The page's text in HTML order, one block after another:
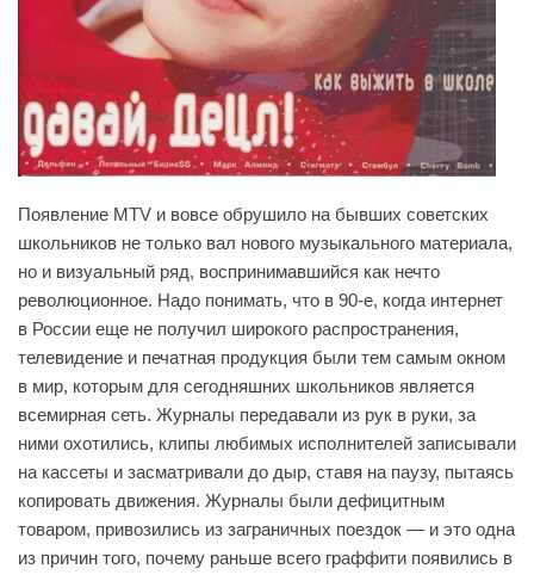
Появление MTV и вовсе обрушило на бывших советских
школьников не только вал нового музыкального материала,
но и визуальный ряд, воспринимавшийся как нечто
революционное. Надо понимать, что в 90-е, когда интернет
в России еще не получил широкого распространения,
телевидение и печатная продукция были тем самым окном
в мир, которым для сегодняшних школьников является
всемирная сеть. Журналы передавали из рук в руки, за
ними охотились, клипы любимых исполнителей записывали
на кассеты и засматривали до дыр, ставя на паузу, пытаясь
копировать движения. Журналы были дефицитным
товаром, привозились из заграничных поездок — и это одна
из причин того, почему раньше всего граффити появились в